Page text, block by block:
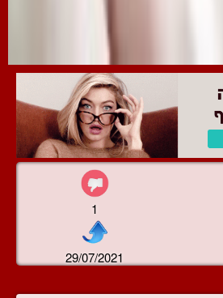
1
29/07/2021